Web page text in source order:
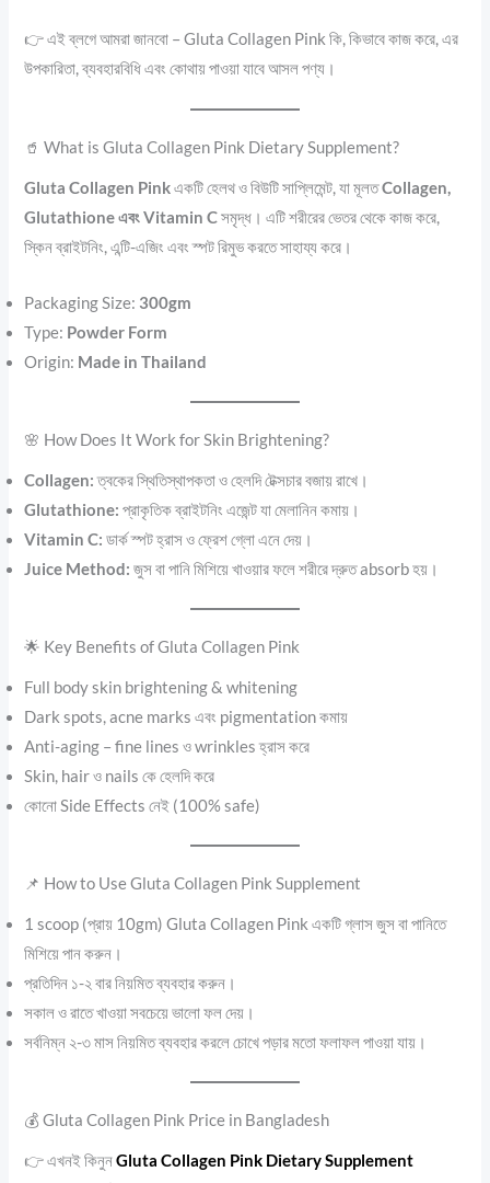
👉 এই ব্লগে আমরা জানবো – Gluta Collagen Pink কি, কিভাবে কাজ করে, এর
উপকারিতা, ব্যবহারবিধি এবং কোথায় পাওয়া যাবে আসল পণ্য।
🥤 What is Gluta Collagen Pink Dietary Supplement?
Gluta Collagen Pinkএকটি হেলথ ও বিউটি সাপ্লিমেন্ট, যা মূলতCollagen,
Glutathione এবং Vitamin Cসমৃদ্ধ। এটি শরীরের ভেতর থেকে কাজ করে,
স্কিন ব্রাইটনিং, এন্টি-এজিং এবং স্পট রিমুভ করতে সাহায্য করে।
Packaging Size: 300gm
Type: Powder Form
Origin: Made in Thailand
🌸 How Does It Work for Skin Brightening?
Collagen:ত্বকের স্থিতিস্থাপকতা ও হেলদি টেক্সচার বজায় রাখে।
Glutathione: প্রাকৃতিক ব্রাইটনিং এজেন্ট যা মেলানিন কমায়।
Vitamin C: ডার্ক স্পট হ্রাস ও ফ্রেশ গ্লো এনে দেয়।
Juice Method: জুস বা পানি মিশিয়ে খাওয়ার ফলে শরীরে দ্রুত absorb হয়।
🌟 Key Benefits of Gluta Collagen Pink
Full body skin brightening & whitening
Dark spots, acne marks এবং pigmentation কমায়
Anti-aging – fine lines ও wrinkles হ্রাস করে
Skin, hair ও nails কে হেলদি করে
কোনো Side Effects নেই (100% safe)
📌 How to Use Gluta Collagen Pink Supplement
1 scoop (প্রায় 10gm) Gluta Collagen Pink একটি গ্লাস জুস বা পানিতে
মিশিয়ে পান করুন।
প্রতিদিন ১-২ বার নিয়মিত ব্যবহার করুন।
সকাল ও রাতে খাওয়া সবচেয়ে ভালো ফল দেয়।
সর্বনিম্ন ২-৩ মাস নিয়মিত ব্যবহার করলে চোখে পড়ার মতো ফলাফল পাওয়া যায়।
💰 Gluta Collagen Pink Price in Bangladesh
👉 এখনই কিনুনGluta Collagen Pink Dietary Supplement